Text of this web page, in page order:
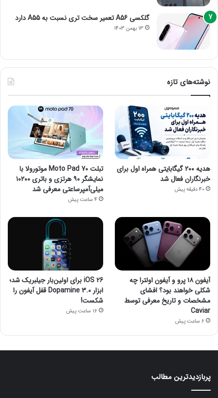
گلکسی A56 تعمیر سخت تری نسبت به A55 دارد
13 بهمن 1403
نوشته‌های تازه
هدیه ۲۰۰ گیگابایتی همراه اول برای
خبرنگاران فعال شد
40 دقیقه پیش
تبلت Moto Pad 70 موتورولا با
نمایشگر ۹۰ هرتزی و باتری ۱۰۲۰۰
میلی‌آمپرساعتی معرفی شد
4 ساعت پیش
آیفون ۱۸ پرو و آیفون اولترا چه
شکلی خواهند بود؟ افشای
مشخصات و تاریخ معرفی توسط
Caviar
6 ساعت پیش
iOS 26 برای اولین‌بار جیلبریک شد؛
ابزار Dopamine 3.0 قفل آیفون را
شکست!
16 ساعت پیش
پربازدیدترین مطالب